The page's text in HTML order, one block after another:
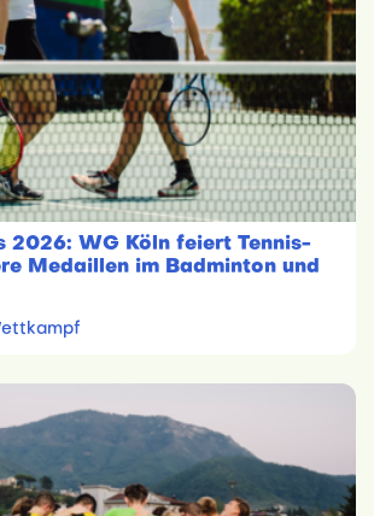
2026: WG Köln feiert Tennis-
Medaillen im Badminton und